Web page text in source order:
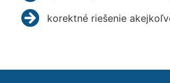
korektné riešenie